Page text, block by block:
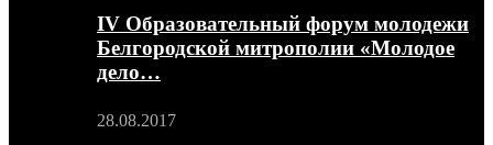
IV Образовательный форум молодежи
Белгородской митрополии «Молодое
дело…
28.08.2017